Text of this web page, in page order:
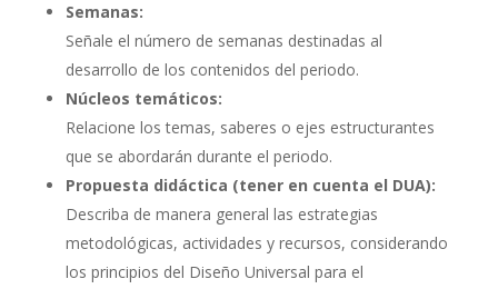
Semanas:
Señale el número de semanas destinadas al
desarrollo de los contenidos del periodo.
Núcleos temáticos:
Relacione los temas, saberes o ejes estructurantes
que se abordarán durante el periodo.
Propuesta didáctica (tener en cuenta el DUA):
Describa de manera general las estrategias
metodológicas, actividades y recursos, considerando
los principios del Diseño Universal para el